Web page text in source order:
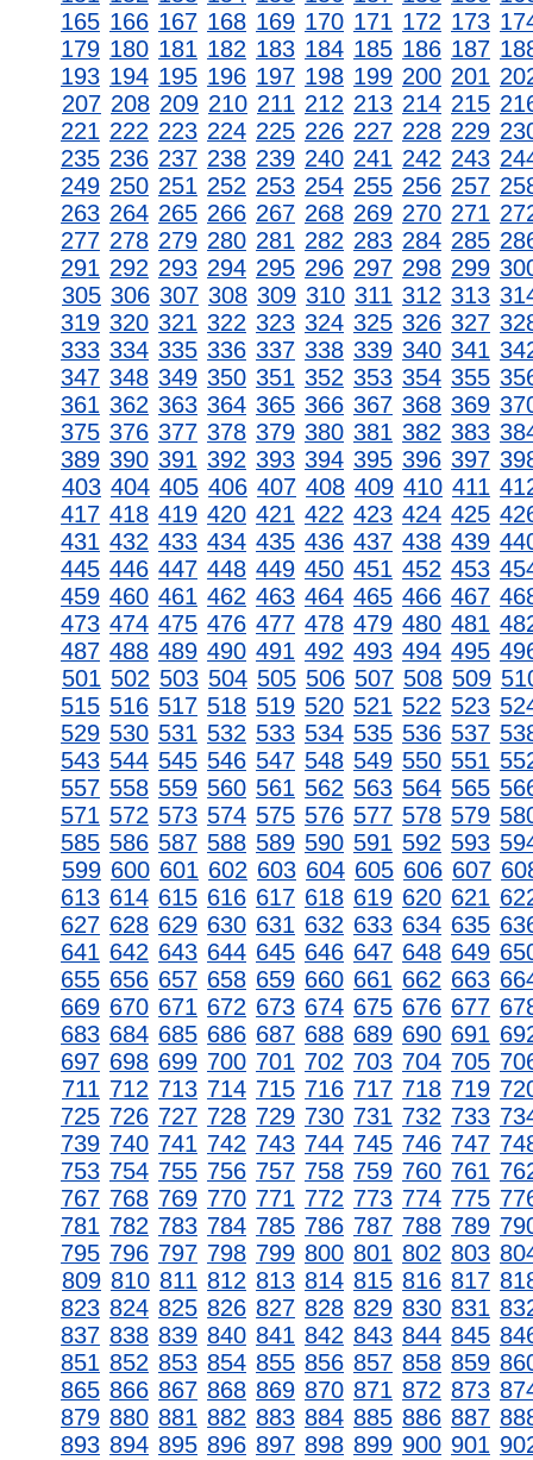
165 166 167 168 169 170 171 172 173
179 180 181 182 183 184 185 186 187
193 194 195 196 197 198 199 200 201
207 208 209 210 211 212 213 214 215
221 222 223 224 225 226 227 228 229
235 236 237 238 239 240 241 242 243
249 250 251 252 253 254 255 256 257
263 264 265 266 267 268 269 270 271
277 278 279 280 281 282 283 284 285
291 292 293 294 295 296 297 298 299
305 306 307 308 309 310 311 312 313
319 320 321 322 323 324 325 326 327
333 334 335 336 337 338 339 340 341
347 348 349 350 351 352 353 354 355
361 362 363 364 365 366 367 368 369
375 376 377 378 379 380 381 382 383
389 390 391 392 393 394 395 396 397
403 404 405 406 407 408 409 410 411
417 418 419 420 421 422 423 424 425
431 432 433 434 435 436 437 438 439
445 446 447 448 449 450 451 452 453
459 460 461 462 463 464 465 466 467
473 474 475 476 477 478 479 480 481
487 488 489 490 491 492 493 494 495
501 502 503 504 505 506 507 508 509
515 516 517 518 519 520 521 522 523
529 530 531 532 533 534 535 536 537
543 544 545 546 547 548 549 550 551
557 558 559 560 561 562 563 564 565
571 572 573 574 575 576 577 578 579
585 586 587 588 589 590 591 592 593
599 600 601 602 603 604 605 606 607
613 614 615 616 617 618 619 620 621
627 628 629 630 631 632 633 634 635
641 642 643 644 645 646 647 648 649
655 656 657 658 659 660 661 662 663
669 670 671 672 673 674 675 676 677
683 684 685 686 687 688 689 690 691
697 698 699 700 701 702 703 704 705
711 712 713 714 715 716 717 718 719
725 726 727 728 729 730 731 732 733
739 740 741 742 743 744 745 746 747
753 754 755 756 757 758 759 760 761
767 768 769 770 771 772 773 774 775
781 782 783 784 785 786 787 788 789
795 796 797 798 799 800 801 802 803
809 810 811 812 813 814 815 816 817
823 824 825 826 827 828 829 830 831
837 838 839 840 841 842 843 844 845
851 852 853 854 855 856 857 858 859
865 866 867 868 869 870 871 872 873
879 880 881 882 883 884 885 886 887
893 894 895 896 897 898 899 900 901